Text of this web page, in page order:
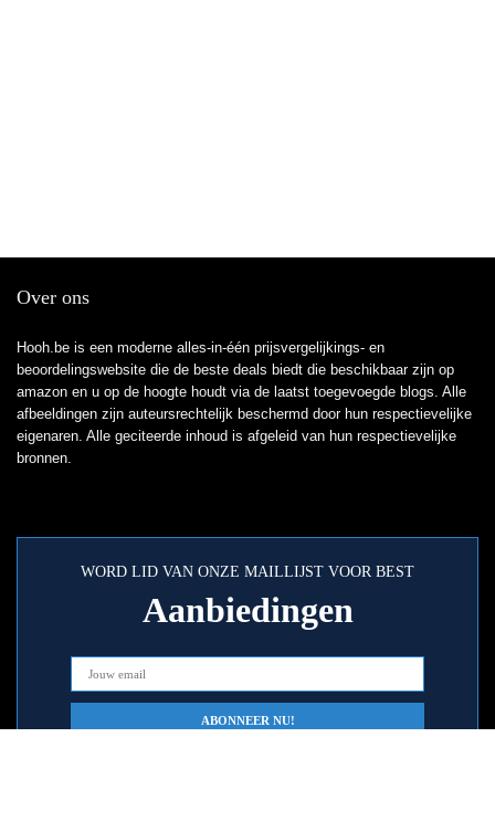
Over ons
Hooh.be is een moderne alles-in-één prijsvergelijkings- en
beoordelingswebsite die de beste deals biedt die beschikbaar zijn op
amazon en u op de hoogte houdt via de laatst toegevoegde blogs. Alle
afbeeldingen zijn auteursrechtelijk beschermd door hun respectievelijke
eigenaren. Alle geciteerde inhoud is afgeleid van hun respectievelijke
bronnen.
WORD LID VAN ONZE MAILLIJST VOOR BEST
Aanbiedingen